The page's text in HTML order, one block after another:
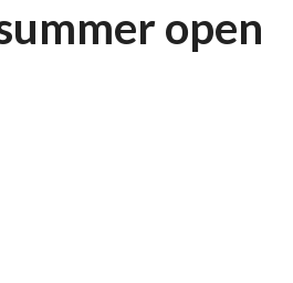
open